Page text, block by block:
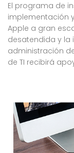
El programa de
implementación
Apple a gran
desatendida y la
administración
de TI recibirá